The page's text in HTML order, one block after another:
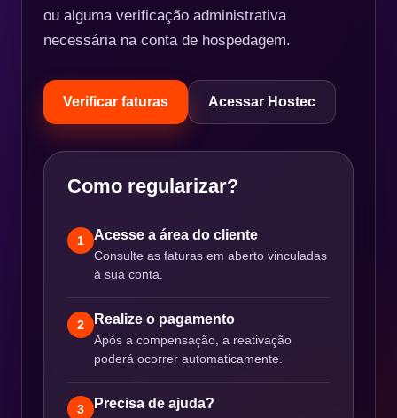
ou alguma verificação administrativa
necessária na conta de hospedagem.
Verificar faturas Acessar Hostec
Como regularizar?
1 Acesse a área do cliente
Consulte as faturas em aberto vinculadas
à sua conta.
2 Realize o pagamento
Após a compensação, a reativação
poderá ocorrer automaticamente.
3 Precisa de ajuda?